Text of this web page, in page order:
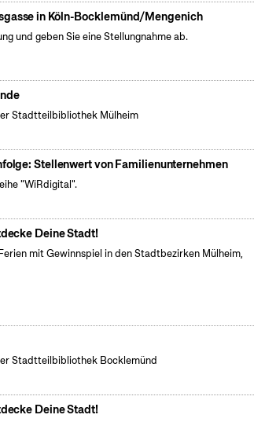
in Köln-Bocklemünd/Mengenich
und geben Sie eine Stellungnahme ab.
Stadtteilbibliothek Mülheim
Stellenwert von Familienunternehmen
"WiRdigital".
Deine Stadt!
mit Gewinnspiel in den Stadtbezirken Mülheim,
Stadtteilbibliothek Bocklemünd
Deine Stadt!